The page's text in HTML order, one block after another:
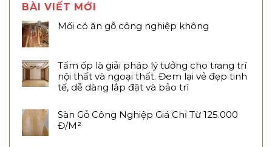
BÀI VIẾT MỚI
Mối có ăn gỗ công nghiệp không
Tấm ốp là giải pháp lý tưởng cho trang trí
nội thất và ngoại thất. Đem lại vẻ đẹp tinh
tế, dễ dàng lắp đặt và bảo trì
Sàn Gỗ Công Nghiệp Giá Chỉ Từ 125.000
Đ/M²